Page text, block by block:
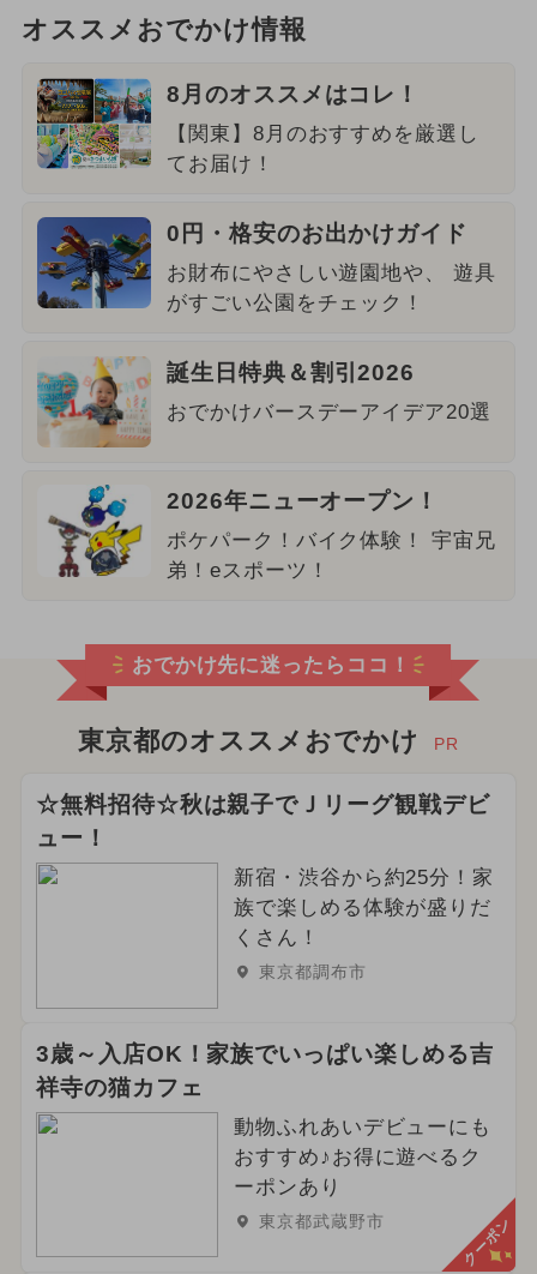
オススメおでかけ情報
8月のオススメはコレ！
【関東】8月のおすすめを厳選し
てお届け！
0円・格安のお出かけガイド
お財布にやさしい遊園地や、 遊具
がすごい公園をチェック！
誕生日特典＆割引2026
おでかけバースデーアイデア20選
2026年ニューオープン！
ポケパーク！バイク体験！ 宇宙兄
弟！eスポーツ！
おでかけ先に迷ったらココ！
東京都のオススメおでかけ PR
☆無料招待☆秋は親子でＪリーグ観戦デビ
ュー！
新宿・渋谷から約25分！家
族で楽しめる体験が盛りだ
くさん！
東京都調布市
3歳～入店OK！家族でいっぱい楽しめる吉
祥寺の猫カフェ
動物ふれあいデビューにも
おすすめ♪お得に遊べるク
ーポンあり
東京都武蔵野市 クーポン